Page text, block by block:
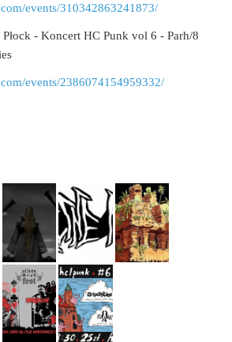
events/310342863241873/
- Koncert HC Punk vol 6 - Parh/8
events/2386074154959332/